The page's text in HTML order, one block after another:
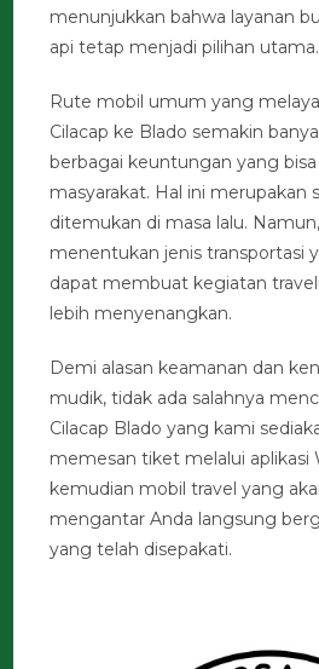
menunjukkan bahwa layanan
api tetap menjadi pilihan utama.
Rute mobil umum yang
Cilacap ke Blado semakin
berbagai keuntungan yang
masyarakat. Hal ini merupakan
ditemukan di masa lalu.
menentukan jenis transportasi
dapat membuat kegiatan
lebih menyenangkan.
Demi alasan keamanan dan
mudik, tidak ada salahnya
Cilacap Blado yang kami
memesan tiket melalui aplikasi
kemudian mobil travel yang
mengantar Anda langsung
yang telah disepakati.